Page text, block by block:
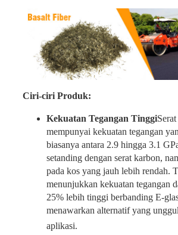
Ciri-ciri Produk:
Kekuatan Tegangan Tinggi
mempunyai kekuatan tegangan
biasanya antara 2.9 hingga 3.1
setanding dengan serat karbon,
pada kos yang jauh lebih rendah.
menunjukkan kekuatan tegangan
25% lebih tinggi berbanding E-
menawarkan alternatif yang
aplikasi.